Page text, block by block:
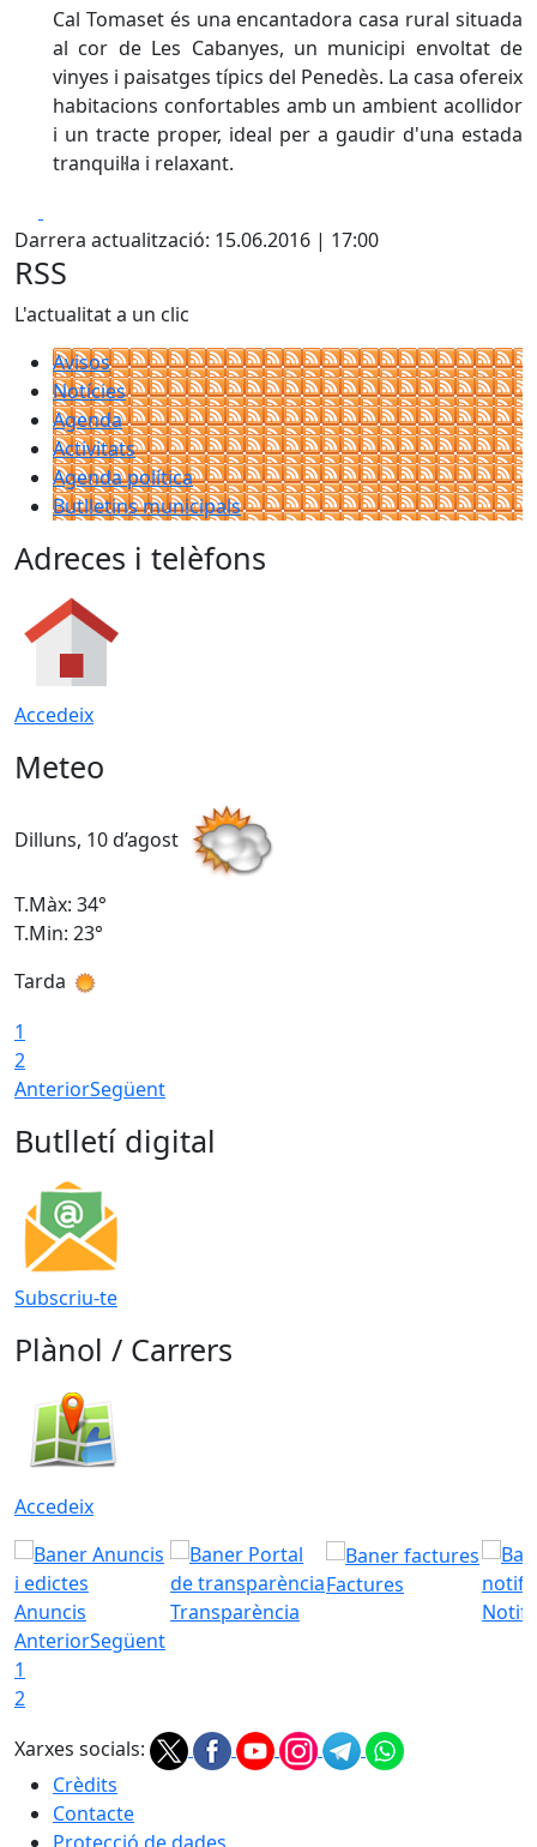
Cal Tomaset és una encantadora casa rural situada
al cor de Les Cabanyes, un municipi envoltat de
vinyes i paisatges típics del Penedès. La casa ofereix
habitacions confortables amb un ambient acollidor
i un tracte proper, ideal per a gaudir d'una estada
tranquil·la i relaxant.
Darrera actualització: 15.06.2016 | 17:00
RSS
L'actualitat a un clic
Avisos
Notícies
Agenda
Activitats
Agenda política
Butlletins municipals
Adreces i telèfons
Accedeix
Meteo
Dilluns, 10 d’agost
T.Màx: 34°
T.Min: 23°
Tarda
1
2
AnteriorSegüent
Butlletí digital
Subscriu-te
Plànol / Carrers
Accedeix
Anuncis Transparència
Factures
AnteriorSegüent
1
2
Xarxes socials:
Crèdits
Contacte